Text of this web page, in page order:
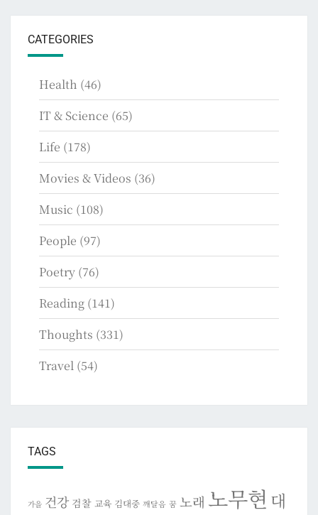
CATEGORIES
Health (46)
IT & Science (65)
Life (178)
Movies & Videos (36)
Music (108)
People (97)
Poetry (76)
Reading (141)
Thoughts (331)
Travel (54)
TAGS
가을 건강 검찰 교육 김대중 깨달음 꿈 노래 노무현 대